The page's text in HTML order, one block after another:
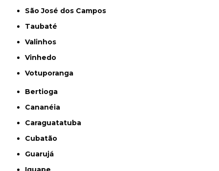
São José dos Campos
Taubaté
Valinhos
Vinhedo
Votuporanga
Bertioga
Cananéia
Caraguatatuba
Cubatão
Guarujá